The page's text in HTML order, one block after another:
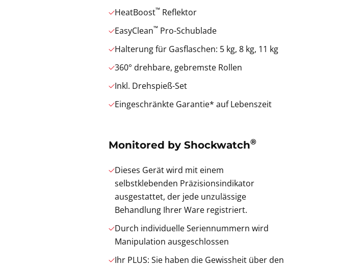
HeatBoost™Reflektor
EasyClean™Pro-Schublade
Halterung für Gasflaschen: 5 kg, 8 kg, 11 kg
360° drehbare, gebremste Rollen
Inkl. Drehspieß-Set
Eingeschränkte Garantie* auf Lebenszeit
Monitored by Shockwatch®
Dieses Gerät wird mit einem
selbstklebenden Präzisionsindikator
ausgestattet, der jede unzulässige
Behandlung Ihrer Ware registriert.
Durch individuelle Seriennummern wird
Manipulation ausgeschlossen
Ihr PLUS: Sie haben die Gewissheit über den